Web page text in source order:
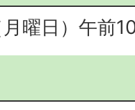
曜日）午前